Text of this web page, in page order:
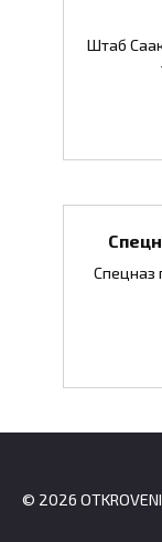
Штаб
Спецназ
© 2026